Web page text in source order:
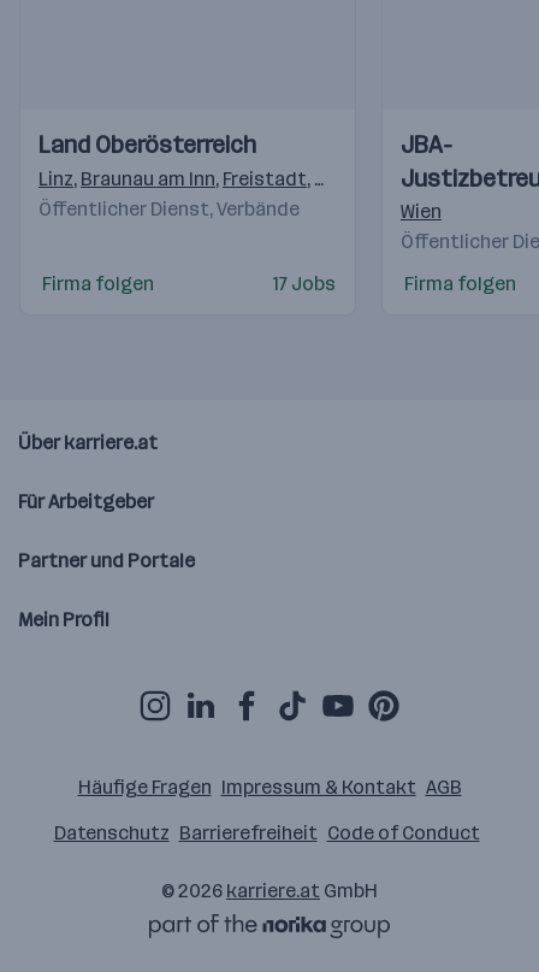
Videos
Einblicke
Einblicke
Land Oberösterreich
Linz, Braunau am Inn, Freistadt, Gmunden ,Grieskirchen,
Öffentlicher Dienst, Verbände
Firma folgen 17 Jobs
Videos
Einblicke
Einblicke
JBA-
Wien
Öffentlicher
Firma folgen
Über karriere.at
Für Arbeitgeber
Partner und Portale
Mein Profil
Häufige Fragen Impressum & Kontakt AGB
Datenschutz Barrierefreiheit Code of Conduct
© 2026 karriere.at GmbH